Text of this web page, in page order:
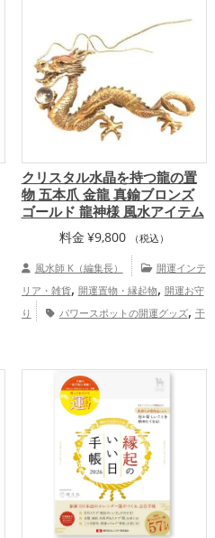
クリスタル水晶を持つ龍の置
物 五本爪 金龍 真鍮ブロンズ
ゴールド 龍神様 風水アイテム
料金 ¥9,800 （税込）
風水師 K（編集長）
開運インテ
リア・雑貨, 開運置物・縁起物, 開運お守
り
パワースポットの開運グッズ, 干
オフィス・事務所の開運グッズ,
運グッズ,神社仏閣の開運グッズ
恋愛運アップ,
金運アップ, 仕事運アップ ,
家庭運・家族運アップ ,
全体運アップ